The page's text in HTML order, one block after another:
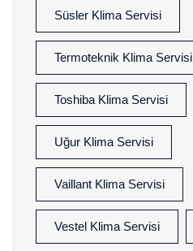
Süsler Klima Servisi
Termoteknik Klima Servisi
Toshiba Klima Servisi
Uğur Klima Servisi
Vaillant Klima Servisi
Vestel Klima Servisi